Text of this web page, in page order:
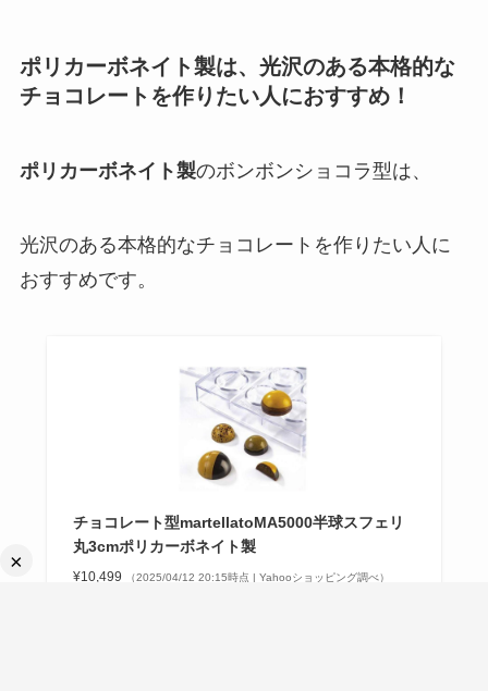
×
ポリカーボネイト製は、光沢のある本格的な
チョコレートを作りたい人におすすめ！
ポリカーボネイト製のボンボンショコラ型は、
光沢のある本格的なチョコレートを作りたい人に
おすすめです。
チョコレート型martellatoMA5000半球スフェリ
丸3cmポリカーボネイト製
¥10,499 （2025/04/12 20:15時点 | Yahooショッピング調べ）